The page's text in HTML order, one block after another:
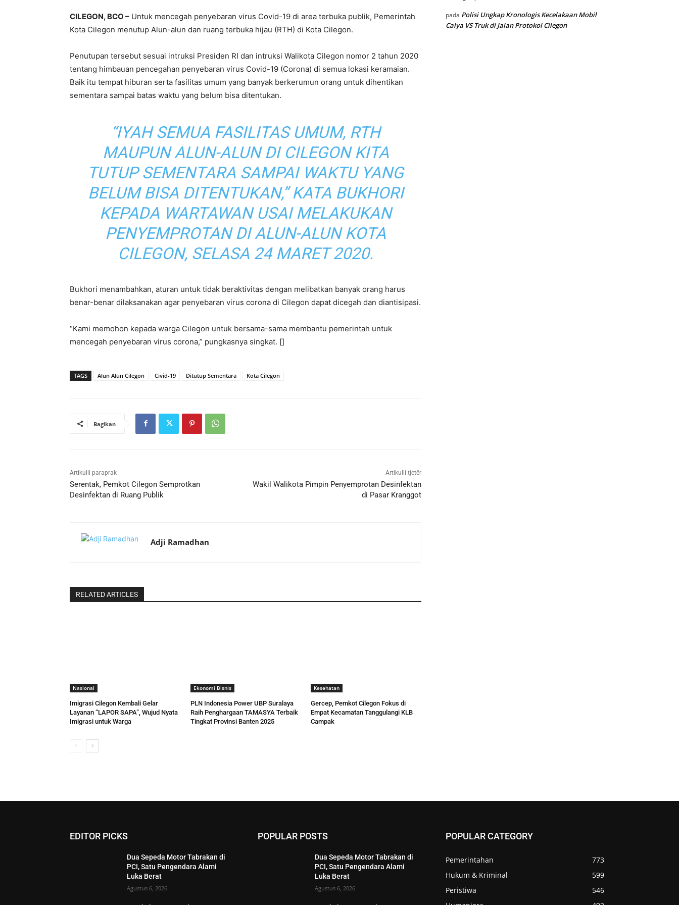
CILEGON, BCO – Untuk mencegah penyebaran virus Covid-19 di area terbuka publik, Pemerintah
Kota Cilegon menutup Alun-alun dan ruang terbuka hijau (RTH) di Kota Cilegon.
Penutupan tersebut sesuai intruksi Presiden RI dan intruksi Walikota Cilegon nomor 2 tahun 2020
tentang himbauan pencegahan penyebaran virus Covid-19 (Corona) di semua lokasi keramaian.
Baik itu tempat hiburan serta fasilitas umum yang banyak berkerumun orang untuk dihentikan
sementara sampai batas waktu yang belum bisa ditentukan.
“IYAH SEMUA FASILITAS UMUM, RTH
MAUPUN ALUN-ALUN DI CILEGON KITA
TUTUP SEMENTARA SAMPAI WAKTU YANG
BELUM BISA DITENTUKAN,” KATA BUKHORI
KEPADA WARTAWAN USAI MELAKUKAN
PENYEMPROTAN DI ALUN-ALUN KOTA
CILEGON, SELASA 24 MARET 2020.
Bukhori menambahkan, aturan untuk tidak beraktivitas dengan melibatkan banyak orang harus
benar-benar dilaksanakan agar penyebaran virus corona di Cilegon dapat dicegah dan diantisipasi.
“Kami memohon kepada warga Cilegon untuk bersama-sama membantu pemerintah untuk
mencegah penyebaran virus corona,” pungkasnya singkat. []
TAGS Alun Alun Cilegon Civid-19 Ditutup Sementara Kota Cilegon
Bagikan
Artikulli paraprak
Serentak, Pemkot Cilegon Semprotkan
Desinfektan di Ruang Publik
Artikulli tjetër
Wakil Walikota Pimpin Penyemprotan Desinfektan
di Pasar Kranggot
Adji Ramadhan
RELATED ARTICLES
Nasional
Imigrasi Cilegon Kembali Gelar
Layanan “LAPOR SAPA”, Wujud Nyata
Imigrasi untuk Warga
Ekonomi Bisnis
PLN Indonesia Power UBP Suralaya
Raih Penghargaan TAMASYA Terbaik
Tingkat Provinsi Banten 2025
Kesehatan
Gercep, Pemkot Cilegon Fokus di
Empat Kecamatan Tanggulangi KLB
Campak
pada Polisi Ungkap Kronologis Kecelakaan Mobil
Calya VS Truk di Jalan Protokol Cilegon
EDITOR PICKS
Dua Sepeda Motor Tabrakan di
PCI, Satu Pengendara Alami
Luka Berat
Agustus 6, 2026
POPULAR POSTS
Dua Sepeda Motor Tabrakan di
PCI, Satu Pengendara Alami
Luka Berat
Agustus 6, 2026
POPULAR CATEGORY
Pemerintahan
773
Hukum & Kriminal
599
Peristiwa
546